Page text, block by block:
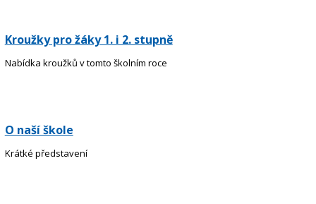
Kroužky pro žáky 1. i 2. stupně
Nabídka kroužků v tomto školním roce
O naší škole
Krátké představení